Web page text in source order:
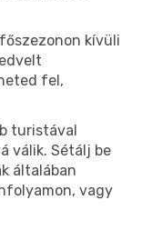
kívüli
fel,
turistával
válik. Sétálj be
általában
vagy